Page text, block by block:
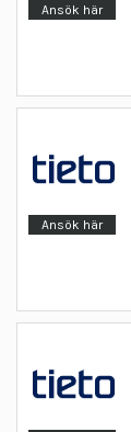
Ansök här
Ansök här